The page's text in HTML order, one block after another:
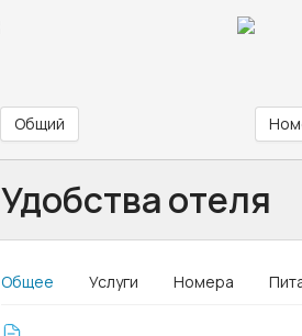
Общий
Удобства отеля
Общее Услуги Номера